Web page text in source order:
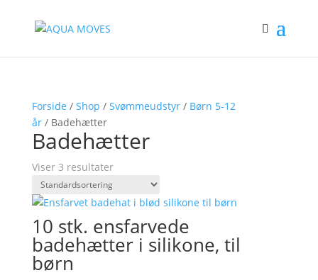
Forside / Shop / Svømmeudstyr/ Børn 5-12
år/ Badehætter
Badehætter
Viser 3 resultater
10 stk. ensfarvede
badehætter i silikone, til
børn